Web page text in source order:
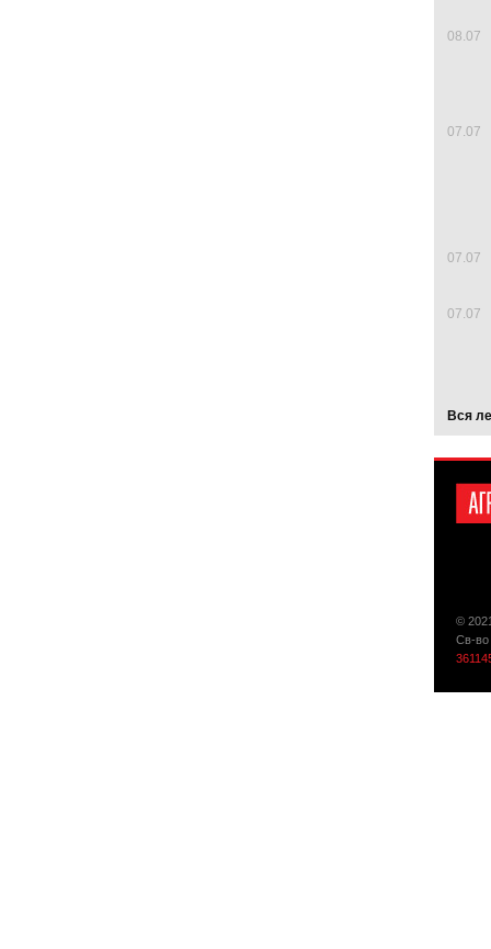
08.07
07.07
07.07
07.07
Вся
©
Св-во